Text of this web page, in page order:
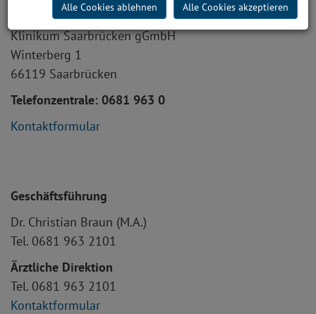
So erreichen Sie uns:
Klinikum Saarbrücken gGmbH
Winterberg 1
66119 Saarbrücken
Telefonzentrale: 0681 963 0
Kontaktformular
Geschäftsführung
Dr. Christian Braun (M.A.)
Tel. 0681 963 2101
Ärztliche Direktion
Tel. 0681 963 2101
Kontaktformular
Alle Cookies ablehnen Alle Cookies akzeptieren